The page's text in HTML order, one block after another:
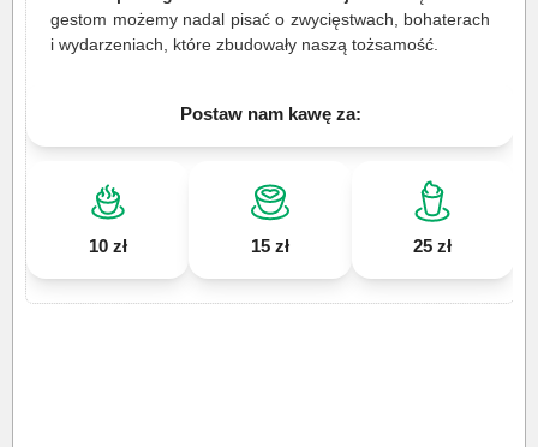
gestom możemy nadal pisać o zwycięstwach, bohaterach
i wydarzeniach, które zbudowały naszą tożsamość.
Postaw nam kawę za:
10 zł 15 zł 25 zł